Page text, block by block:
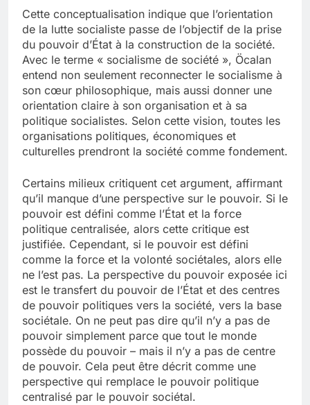
Cette conceptualisation indique que l’orientation
de la lutte socialiste passe de l’objectif de la prise
du pouvoir d’État à la construction de la société.
Avec le terme « socialisme de société », Öcalan
entend non seulement reconnecter le socialisme à
son cœur philosophique, mais aussi donner une
orientation claire à son organisation et à sa
politique socialistes. Selon cette vision, toutes les
organisations politiques, économiques et
culturelles prendront la société comme fondement.
Certains milieux critiquent cet argument, affirmant
qu’il manque d’une perspective sur le pouvoir. Si le
pouvoir est défini comme l’État et la force
politique centralisée, alors cette critique est
justifiée. Cependant, si le pouvoir est défini
comme la force et la volonté sociétales, alors elle
ne l’est pas. La perspective du pouvoir exposée ici
est le transfert du pouvoir de l’État et des centres
de pouvoir politiques vers la société, vers la base
sociétale. On ne peut pas dire qu’il n’y a pas de
pouvoir simplement parce que tout le monde
possède du pouvoir – mais il n’y a pas de centre
de pouvoir. Cela peut être décrit comme une
perspective qui remplace le pouvoir politique
centralisé par le pouvoir sociétal.